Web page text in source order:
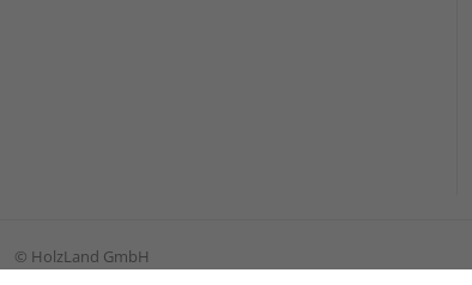
© HolzLand GmbH